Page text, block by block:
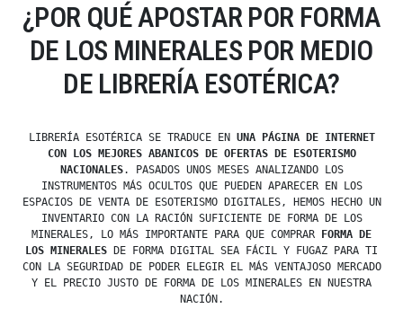
¿POR QUÉ APOSTAR POR FORMA
DE LOS MINERALES POR MEDIO
DE LIBRERÍA ESOTÉRICA?
LIBRERÍA ESOTÉRICA SE TRADUCE EN UNA PÁGINA DE INTERNET
CON LOS MEJORES ABANICOS DE OFERTAS DE ESOTERISMO
NACIONALES. PASADOS UNOS MESES ANALIZANDO LOS
INSTRUMENTOS MÁS OCULTOS QUE PUEDEN APARECER EN LOS
ESPACIOS DE VENTA DE ESOTERISMO DIGITALES, HEMOS HECHO UN
INVENTARIO CON LA RACIÓN SUFICIENTE DE FORMA DE LOS
MINERALES, LO MÁS IMPORTANTE PARA QUE COMPRAR
FORMA DE
LOS MINERALES DE FORMA DIGITAL SEA FÁCIL Y FUGAZ PARA TI
CON LA SEGURIDAD DE PODER ELEGIR EL MÁS VENTAJOSO MERCADO
Y EL PRECIO JUSTO DE FORMA DE LOS MINERALES EN NUESTRA
NACIÓN.